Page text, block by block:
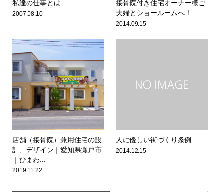
私達の仕事とは
2007.08.10
接骨院付き住宅オーナー様ご
夫婦とショールームへ！
2014.09.15
店舗（接骨院）兼用住宅の設
計、デザイン｜愛知県瀬戸市
｜ひまわ...
2019.11.22
人に優しい街づくり条例
2014.12.15